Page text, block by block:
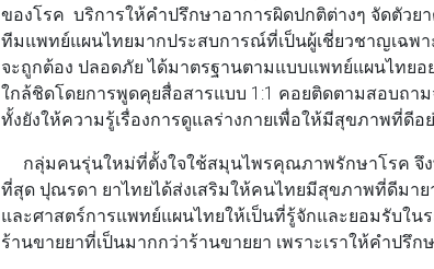
ของโรค บริการให้คำปรึกษาอาการผิดปกติต่างๆ จัดตัว
ทีมแพทย์แผนไทยมากประสบการณ์ที่เป็นผู้เชี่ยวชาญเฉพ
จะถูกต้อง ปลอดภัย ได้มาตรฐานตามแบบแพทย์แผนไทย
ใกล้ชิดโดยการพูดคุยสื่อสารแบบ 1:1 คอยติดตามสอบถา
ทั้งยังให้ความรู้เรื่องการดูแลร่างกายเพื่อให้มีสุขภาพที่ดีอ
กลุ่มคนรุ่นใหม่ที่ตั้งใจใช้สมุนไพรคุณภาพรักษาโรค จึ
ที่สุด ปุณรดา ยาไทยได้ส่งเสริมให้คนไทยมีสุขภาพที่ดีมา
และศาสตร์การแพทย์แผนไทยให้เป็นที่รู้จักและยอมรับใน
ร้านขายยาที่เป็นมากกว่าร้านขายยา เพราะเราให้คำปรึก